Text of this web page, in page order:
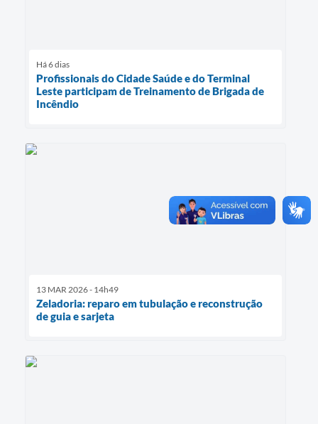
Há 6 dias
Profissionais do Cidade Saúde e do Terminal
Leste participam de Treinamento de Brigada de
Incêndio
13 MAR 2026 - 14h49
Zeladoria: reparo em tubulação e reconstrução
de guia e sarjeta